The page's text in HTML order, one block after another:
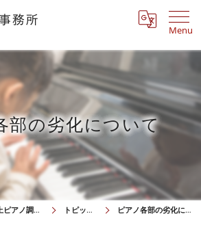
Menu
部の劣化について
札幌のピアノ調律は井上ピアノ調律事務所 トピックス ピアノ各部の劣化について